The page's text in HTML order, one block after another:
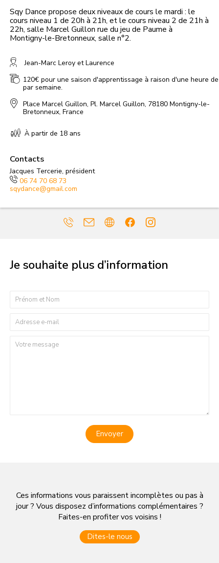
Sqy Dance propose deux niveaux de cours le mardi : le
cours niveau 1 de 20h à 21h, et le cours niveau 2 de 21h à
22h, salle Marcel Guillon rue du jeu de Paume à
Montigny-le-Bretonneux, salle n°2.
Jean-Marc Leroy et Laurence
120€ pour une saison d'apprentissage à raison d'une heure
par semaine.
Place Marcel Guillon, Pl. Marcel Guillon, 78180 Montigny-le-
Bretonneux, France
À partir de 18 ans
Contacts
Jacques Tercerie, président
06 74 70 68 73
sqydance@gmail.com
Je souhaite plus d’information
Envoyer
Ces informations vous paraissent incomplètes ou pas à
jour ? Vous disposez d’informations complémentaires ?
Faites-en profiter vos voisins !
Dites-le nous